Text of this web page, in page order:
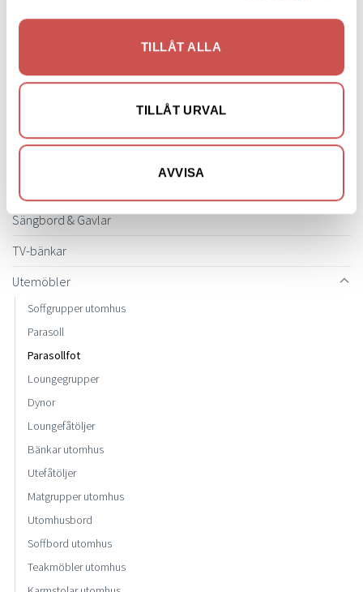
TILLÅT ALLA
TILLÅT URVAL
AVVISA
Soffor
Sängbord & Gavlar
TV-bänkar
Utemöbler
Soffgrupper utomhus
Parasoll
Parasollfot
Loungegrupper
Dynor
Loungefåtöljer
Bänkar utomhus
Utefåtöljer
Matgrupper utomhus
Utomhusbord
Soffbord utomhus
Teakmöbler utomhus